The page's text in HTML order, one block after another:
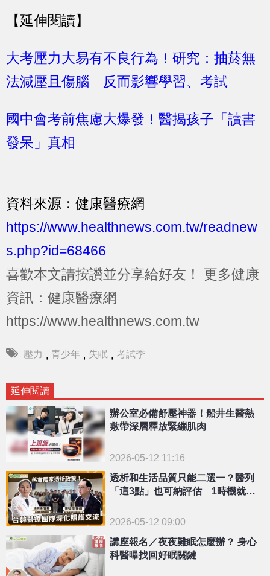
【延伸閱讀】
大考壓力大易有不良行為！研究：抽菸無
法減壓且傷腦 反而影響學習、考試
國中會考前焦慮大爆發！醫揭孩子「讀書
發呆」真相
資料來源：健康醫療網
https://www.healthnews.com.tw/readnew
s.php?id=68466
喜歡本文請按讚並分享給好友！
更多健康
資訊：健康醫療網
https://www.healthnews.com.tw
壓力 , 青少年 , 失眠 , 考試季
延伸閱讀
辦公室必備舒壓神器！船井生醫熱
敷帶深層釋放緊繃肌肉
2026-05-12 11:16
透析和生活品質只能二選一？醫列
「這3點」也可納評估 1時機就要
2026-05-12 09:00
講座報名／夜夜難眠怎麼辦？ 身心
科醫曝找回好眠關鍵